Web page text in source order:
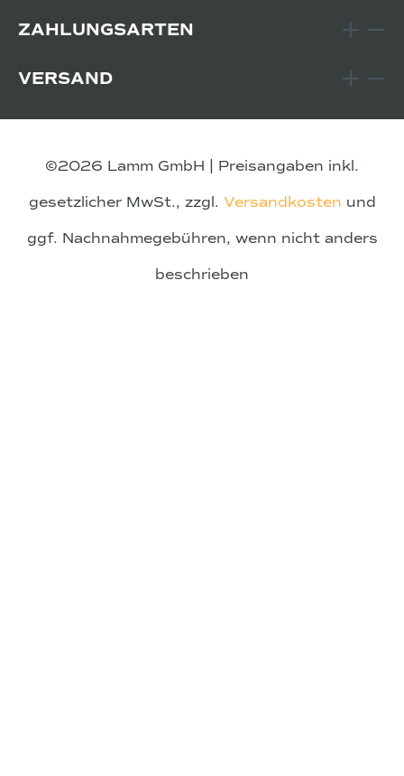
ZAHLUNGSARTEN
VERSAND
©2026 Lamm GmbH | Preisangaben inkl.
gesetzlicher MwSt., zzgl. Versandkosten und
ggf. Nachnahmegebühren, wenn nicht anders
beschrieben